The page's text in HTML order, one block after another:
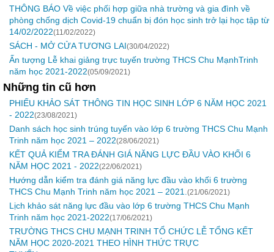
THÔNG BÁO Về việc phối hợp giữa nhà trường và gia đình về
phòng chống dịch Covid-19 chuẩn bị đón học sinh trở lại học tập từ
14/02/2022(11/02/2022)
SÁCH - MỞ CỬA TƯƠNG LAI(30/04/2022)
Ấn tượng Lễ khai giảng trực tuyến trường THCS Chu MạnhTrinh
năm học 2021-2022(05/09/2021)
Những tin cũ hơn
PHIẾU KHẢO SÁT THÔNG TIN HỌC SINH LỚP 6 NĂM HỌC 2021
- 2022(23/08/2021)
Danh sách học sinh trúng tuyển vào lớp 6 trường THCS Chu Mạnh
Trinh năm học 2021 – 2022(28/06/2021)
KẾT QUẢ KIỂM TRA ĐÁNH GIÁ NĂNG LỰC ĐẦU VÀO KHỐI 6
NĂM HỌC 2021 - 2022(22/06/2021)
Hướng dẫn kiểm tra đánh giá năng lực đầu vào khối 6 trường
THCS Chu Mạnh Trinh năm học 2021 – 2021. (21/06/2021)
Lịch khảo sát năng lực đầu vào lớp 6 trường THCS Chu Mạnh
Trinh năm học 2021-2022(17/06/2021)
TRƯỜNG THCS CHU MẠNH TRINH TỔ CHỨC LỄ TỔNG KẾT
NĂM HỌC 2020-2021 THEO HÌNH THỨC TRỰC